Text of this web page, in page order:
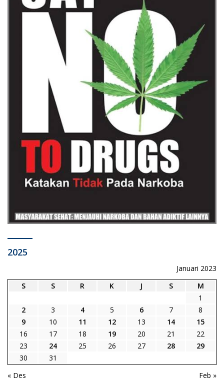
2025
Januari 2023
S
S R K J S
M
1
2
3 4 5 6 7
8
9
10 11 12 13 14
15
16
17 18 19 20 21
22
23
24 25 26 27 28
29
30
31
« Des
Feb »